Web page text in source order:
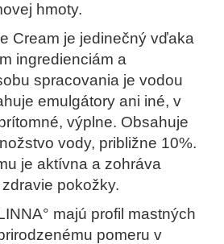
hmoty.
Cream je jedinečný vďaka
ingredienciám a
spracovania je vodou
emulgátory ani iné, v
výplne. Obsahuje
vody, približne 10%.
je aktívna a zohráva
pokožky.
majú profil mastných
pomeru v